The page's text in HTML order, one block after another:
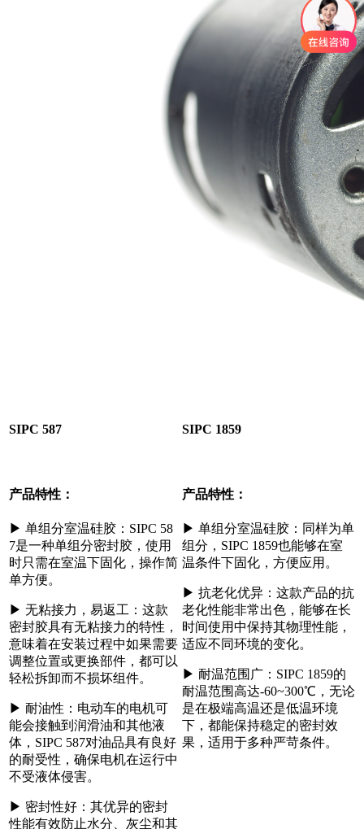
SIPC 587
产品特性：
▶ 单组分室温硅胶：SIPC 58
7是一种单组分密封胶，使用
时只需在室温下固化，操作简
单方便。
▶ 无粘接力，易返工：这款
密封胶具有无粘接力的特性，
意味着在安装过程中如果需要
调整位置或更换部件，都可以
轻松拆卸而不损坏组件。
▶ 耐油性：电动车的电机可
能会接触到润滑油和其他液
体，SIPC 587对油品具有良好
的耐受性，确保电机在运行中
不受液体侵害。
▶ 密封性好：其优异的密封
性能有效防止水分、灰尘和其
SIPC 1859
产品特性：
▶ 单组分室温硅胶：同样为单
组分，SIPC 1859也能够在室
温条件下固化，方便应用。
▶ 抗老化优异：这款产品的抗
老化性能非常出色，能够在长
时间使用中保持其物理性能，
适应不同环境的变化。
▶ 耐温范围广：SIPC 1859的
耐温范围高达-60~300℃，无论
是在极端高温还是低温环境
下，都能保持稳定的密封效
果，适用于多种严苛条件。